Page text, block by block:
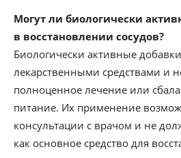
Могут ли биологически
в восстановлении сосудов?
Биологически активные
лекарственными средствами и
полноценное лечение или
питание. Их применение
консультации с врачом и не
как основное средство для